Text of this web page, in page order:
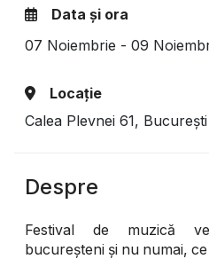
Data și ora
07 Noiembrie - 09
Locație
Calea Plevnei 61,
Despre
Festival de muzică
bucureșteni și nu numai,